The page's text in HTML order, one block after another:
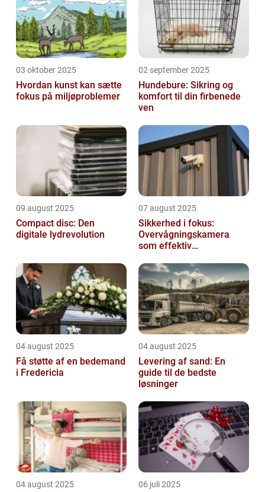
03 oktober 2025
Hvordan kunst kan sætte
fokus på miljøproblemer
02 september 2025
Hundebure: Sikring og
komfort til din firbenede
ven
09 august 2025
Compact disc: Den
digitale lydrevolution
07 august 2025
Sikkerhed i fokus:
Overvågningskamera
som effektiv
04 august 2025
Få støtte af en bedemand
i Fredericia
04 august 2025
Levering af sand: En
guide til de bedste
løsninger
04 august 2025 06 juli 2025